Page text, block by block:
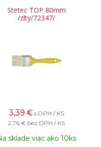
Stetec TOP 80mm
/zlty/72347/
3,39 € s DPH / KS
2,76 € bez DPH / KS
sklade viac ako 10ks